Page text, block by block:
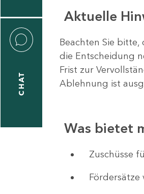
CHAT
Aktuelle
Beachten Sie
die Entscheidung
Frist zur
Ablehnung ist
Was bietet
​​​​​​Zuschüsse
Fördersätze